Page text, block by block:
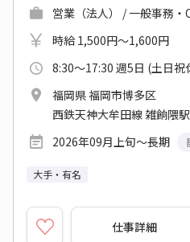
営業（法人） / 一般事務・
時給 1,500円～1,600円
8:30～17:30 週5日 (土日祝
福岡県 福岡市博多区
西鉄天神大牟田線 雑餉隈
2026年09月上旬～長期
大手・有名
仕事詳細